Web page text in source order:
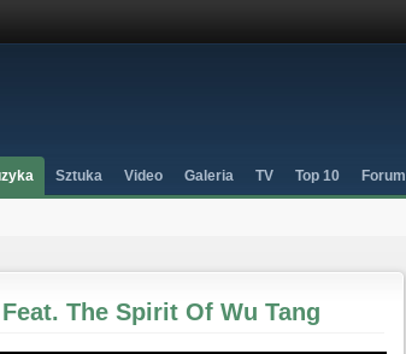
Sztuka Video Galeria TV Top 10 Forum
The Spirit Of Wu Tang